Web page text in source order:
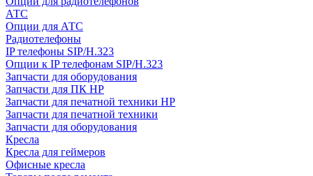
АТС
Опции для АТС
Радиотелефоны
IP телефоны SIP/H.323
Опции к IP телефонам SIP/H.323
Запчасти для оборудования
Запчасти для ПК HP
Запчасти для печатной техники HP
Запчасти для печатной техники
Запчасти для оборудования
Кресла
Кресла для геймеров
Офисные кресла